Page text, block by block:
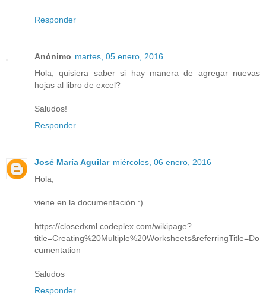
Responder
Anónimo martes, 05 enero, 2016
Hola, quisiera saber si hay manera de agregar nuevas
hojas al libro de excel?
Saludos!
Responder
José María Aguilar miércoles, 06 enero, 2016
Hola,
viene en la documentación :)
https://closedxml.codeplex.com/wikipage?
title=Creating%20Multiple%20Worksheets&referringTitle=Do
cumentation
Saludos
Responder